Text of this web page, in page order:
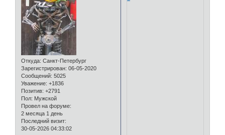
Откуда: Санкт-Петербург
Зарегистрирован: 06-05-2020
Сообщений: 5025
Уважение: +1836
Позитив: +2791
Пол: Мужской
Провел на форуме:
2 месяца 1 день
Последний визит:
30-05-2026 04:33:02